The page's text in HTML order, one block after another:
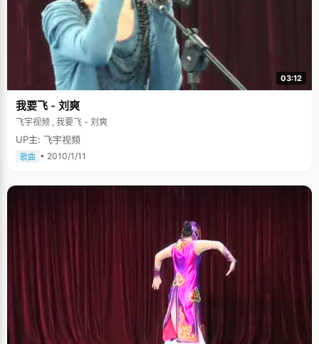
03:12
我要飞 - 刘爽
飞宇视频 , 我要飞 - 刘爽
UP主: 飞宇视频
歌曲 • 2010/1/11